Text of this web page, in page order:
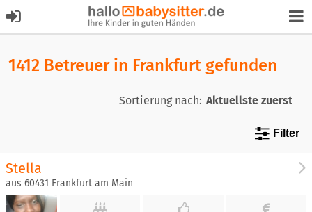
1412 Betreuer in Frankfurt gefunden
Sortierung nach:
Filter
Stella
aus 60431 Frankfurt am Main